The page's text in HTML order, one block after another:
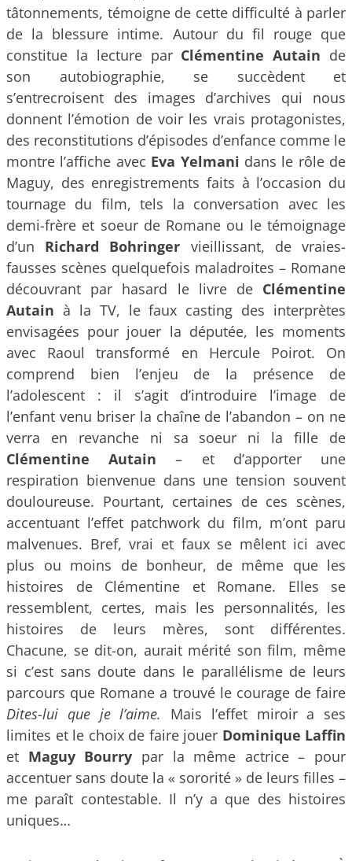
tâtonnements, témoigne de cette difficulté à parler
de la blessure intime. Autour du fil rouge que
constitue la lecture par Clémentine Autain de
son autobiographie, se succèdent et
s’entrecroisent des images d’archives qui nous
donnent l’émotion de voir les vrais protagonistes,
des reconstitutions d’épisodes d’enfance comme le
montre l’affiche avec Eva Yelmani dans le rôle de
Maguy, des enregistrements faits à l’occasion du
tournage du film, tels la conversation avec les
demi-frère et soeur de Romane ou le témoignage
d’un Richard Bohringer vieillissant, de vraies-
fausses scènes quelquefois maladroites – Romane
découvrant par hasard le livre de Clémentine
Autain à la TV, le faux casting des interprètes
envisagées pour jouer la députée, les moments
avec Raoul transformé en Hercule Poirot. On
comprend bien l’enjeu de la présence de
l’adolescent : il s’agit d’introduire l’image de
l’enfant venu briser la chaîne de l’abandon – on ne
verra en revanche ni sa soeur ni la fille de
Clémentine Autain – et d’apporter une
respiration bienvenue dans une tension souvent
douloureuse. Pourtant, certaines de ces scènes,
accentuant l’effet patchwork du film, m’ont paru
malvenues. Bref, vrai et faux se mêlent ici avec
plus ou moins de bonheur, de même que les
histoires de Clémentine et Romane. Elles se
ressemblent, certes, mais les personnalités, les
histoires de leurs mères, sont différentes.
Chacune, se dit-on, aurait mérité son film, même
si c’est sans doute dans le parallélisme de leurs
parcours que Romane a trouvé le courage de faire
Dites-lui que je l’aime. Mais l’effet miroir a ses
limites et le choix de faire jouer Dominique Laffin
et Maguy Bourry par la même actrice – pour
accentuer sans doute la « sororité » de leurs filles –
me paraît contestable. Il n’y a que des histoires
uniques…